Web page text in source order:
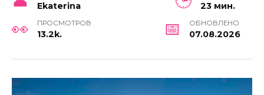
Ekaterina 23 мин.
ПРОСМОТРОВ
13.2k.
ОБНОВЛЕНО
07.08.2026